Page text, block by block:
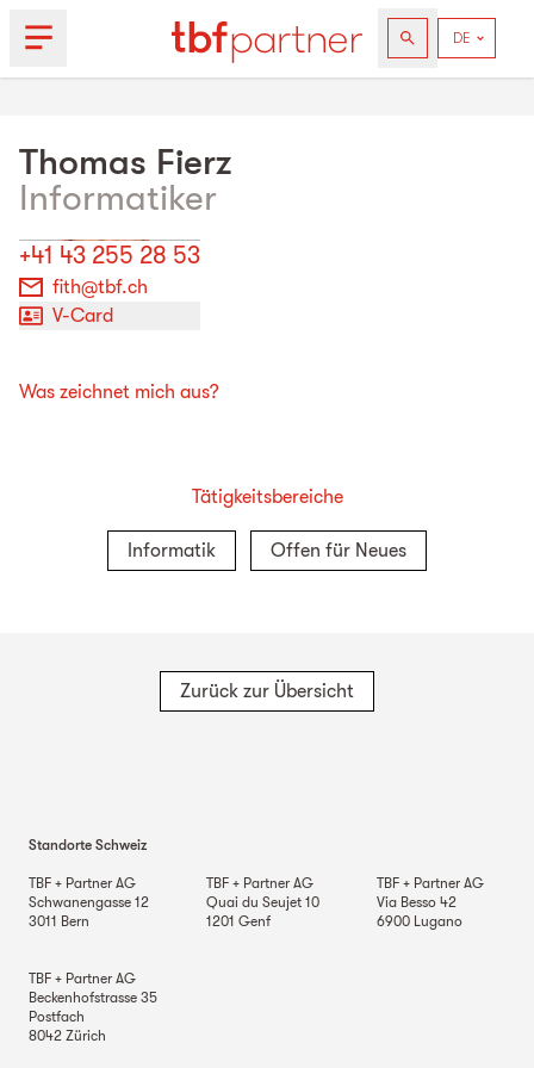
Thomas Fierz
Informatiker
+41 43 255 28 53
fith@tbf.ch
V-Card
Was zeichnet mich aus?
Tätigkeitsbereiche
Informatik Offen für Neues
Zurück zur Übersicht
Standorte Schweiz
TBF + Partner AG
Schwanengasse 12
3011 Bern
TBF + Partner AG
Quai du Seujet 10
1201 Genf
TBF + Partner AG
Via Besso 42
6900 Lugano
TBF + Partner AG
Beckenhofstrasse 35
Postfach
8042 Zürich